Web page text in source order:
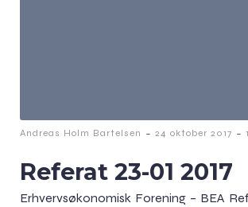
Andreas Holm Bartelsen - 24 oktober 2017 -
Referat 23-01 2017
Erhvervsøkonomisk Forening – BEA